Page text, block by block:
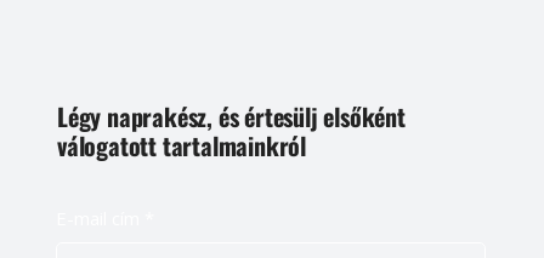
Légy naprakész, és értesülj elsőként
válogatott tartalmainkról